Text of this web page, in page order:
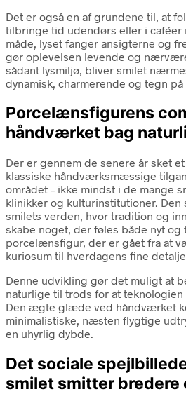
Det er også en af grundene til, at
tilbringe tid udendørs eller i caféer
måde, lyset fanger ansigterne og
gør oplevelsen levende og
sådant lysmiljø, bliver smilet
dynamisk, charmerende og tegn på
Porcelænsfigurens
håndværket bag
Der er gennem de senere år sket
klassiske håndværksmæssige
området – ikke mindst i de mange
klinikker og kulturinstitutioner. Den
smilets verden, hvor tradition og
skabe noget, der føles både nyt og
porcelænsfigur, der er gået fra at
kuriosum til hverdagens fine
Denne udvikling gør det muligt at
naturlige til trods for at
Den ægte glæde ved håndværket
minimalistiske, næsten flygtige
en uhyrlig dybde.
Det sociale
smilet smitter